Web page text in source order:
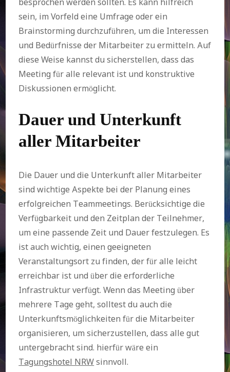
besprochen werden sollten. Es kann hilfreich
sein, im Vorfeld eine Umfrage oder ein
Brainstorming durchzuführen, um die Interessen
und Bedürfnisse der Mitarbeiter zu ermitteln. Auf
diese Weise kannst du sicherstellen, dass das
Meeting für alle relevant ist und konstruktive
Diskussionen ermöglicht.
Dauer und Unterkunft
aller Mitarbeiter
Die Dauer und die Unterkunft aller Mitarbeiter
sind wichtige Aspekte bei der Planung eines
erfolgreichen Teammeetings. Berücksichtige die
Verfügbarkeit und den Zeitplan der Teilnehmer,
um eine passende Zeit und Dauer festzulegen. Es
ist auch wichtig, einen geeigneten
Veranstaltungsort zu finden, der für alle leicht
erreichbar ist und über die erforderliche
Infrastruktur verfügt. Wenn das Meeting über
mehrere Tage geht, solltest du auch die
Unterkunftsmöglichkeiten für die Mitarbeiter
organisieren, um sicherzustellen, dass alle gut
untergebracht sind. hierfür wäre ein
Tagungshotel NRWsinnvoll.